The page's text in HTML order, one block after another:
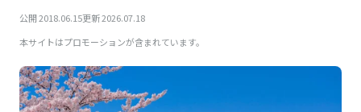
公開 2018.06.15更新 2026.07.18
本サイトはプロモーションが含まれています。